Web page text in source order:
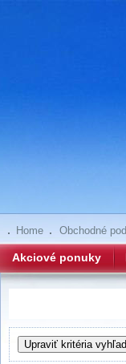
Home Obchodné
Akciové ponuky